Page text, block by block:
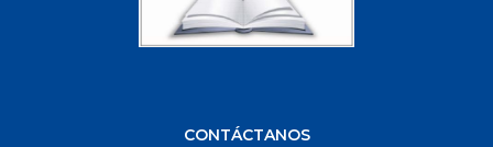
CONTÁCTANOS